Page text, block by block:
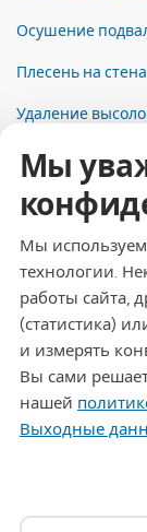
Осушение
Плесень на
Удаление
Контакты
Адрес
Dresdner Straße
Телефон
+49 (0)3726 -
Эл. почта
info@drymat.de
Часы работы
Пн-Пт: 08:00 -
Мы
Мы
технологии.
работы сайта,
(статистика)
и измерять
Вы сами
нашей
Выходные